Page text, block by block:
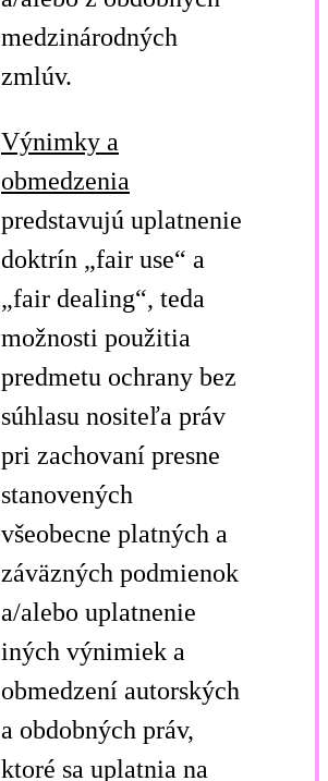
medzinárodných
zmlúv.
Výnimky a
obmedzenia
predstavujú uplatnenie
doktrín „fair use“ a
„fair dealing“, teda
možnosti použitia
predmetu ochrany bez
súhlasu nositeľa práv
pri zachovaní presne
stanovených
všeobecne platných a
záväzných podmienok
a/alebo uplatnenie
iných výnimiek a
obmedzení autorských
a obdobných práv,
ktoré sa uplatnia na